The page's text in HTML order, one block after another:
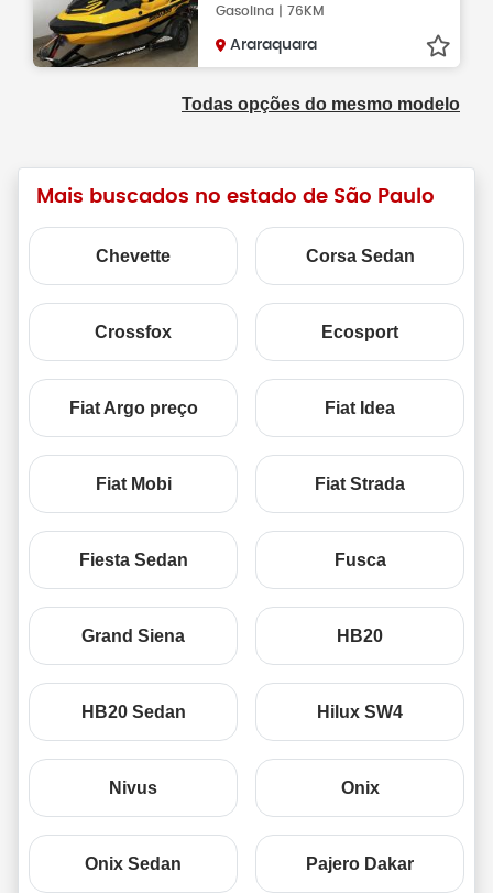
Gasolina | 76KM
Araraquara
Todas opções do mesmo modelo
Mais buscados no estado de São Paulo
Chevette Corsa Sedan
Crossfox Ecosport
Fiat Argo preço Fiat Idea
Fiat Mobi Fiat Strada
Fiesta Sedan Fusca
Grand Siena HB20
HB20 Sedan Hilux SW4
Nivus Onix
Onix Sedan Pajero Dakar